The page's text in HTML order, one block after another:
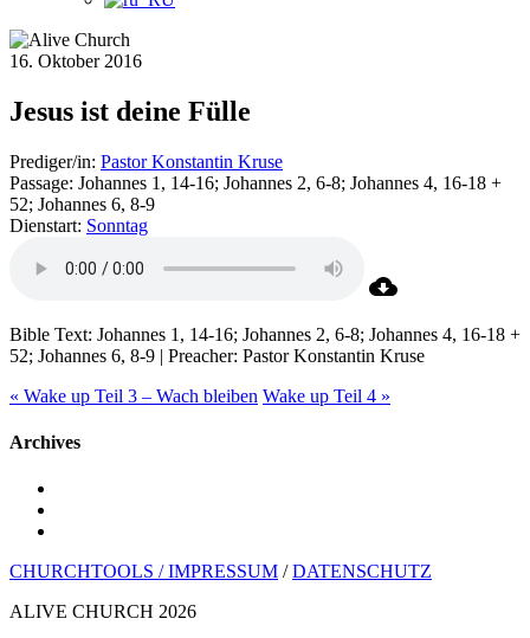
16. Oktober 2016
Jesus ist deine Fülle
Prediger/in: Pastor Konstantin Kruse
Passage: Johannes 1, 14-16; Johannes 2, 6-8; Johannes 4, 16-18 +
52; Johannes 6, 8-9
Dienstart: Sonntag
Bible Text: Johannes 1, 14-16; Johannes 2, 6-8; Johannes 4, 16-18 +
52; Johannes 6, 8-9 | Preacher: Pastor Konstantin Kruse
« Wake up Teil 3 – Wach bleiben Wake up Teil 4 »
Archives
CHURCHTOOLS /IMPRESSUM /DATENSCHUTZ
ALIVE CHURCH 2026